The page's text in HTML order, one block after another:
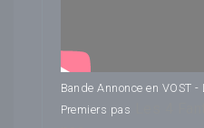
Bande Annonce en VOST
Premiers pas